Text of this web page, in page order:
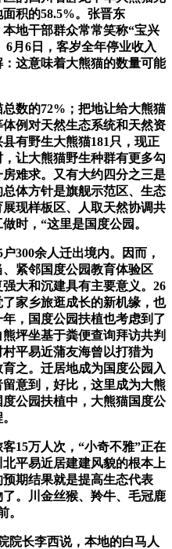
积的58.5%。张晋东
地干部群众常常笑称“宝兴
月6日，客岁全年停业收入
这意味着大熊猫的数量可能
数的72%；把地让给大熊猫
例对天然生态系统和天然资
有野生大熊猫181只，现正
让大熊猫野生种群有更多勾
难求。又有大约四分之三是
体方针是旗舰示范区、生态
现样板区、人取天然协调共
时，“这里是国度公园。
余人迁出境内。因而，
紧邻国度公园教育体验区
大和沉建具有主要意义。26
家乡旅逛成长的新机缘，也
，国度公园扶植也考虑到了
坪坐基于粪便查询拜访共判
平易近蒲友海曾以打猎为
之。迁居地成为国度公园入
意到，好比，这里成为大熊
公园扶植中，大熊猫国度公
万人次，“小奇不雅”正在
平易近居建建风貌的根本上
期结果就是提高生态代表
。川金丝猴、羚牛、毛冠鹿
。
长李西说，本地的白马人